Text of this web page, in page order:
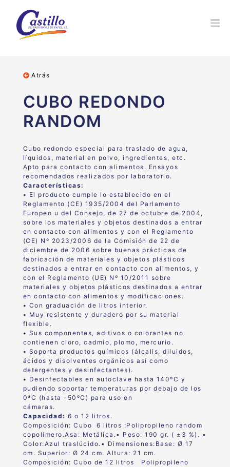
Atrás
CUBO REDONDO
RANDOM
Cubo redondo especial para traslado de agua,
líquidos, material en polvo, ingredientes, etc.
Apto para contacto con alimentos. Ensayos
recomendados realizados por laboratorio.
Características:
• El producto cumple lo establecido en el
Reglamento (CE) 1935/2004 del Parlamento
Europeo u del Consejo, de 27 de octubre de 2004,
sobre los materiales y objetos destinados a entrar
en contacto con alimentos y con el Reglamento
(CE) Nº 2023/2006 de la Comisión de 22 de
diciembre de 2006 sobre buenas prácticas de
fabricación de materiales y objetos plásticos
destinados a entrar en contacto con alimentos, y
con el Reglamento (UE) Nº 10/2011 sobre
materiales y objetos plásticos destinados a entrar
en contacto con alimentos y modificaciones.
• Con graduación de litros interior.
• Muy resistente y duradero por su material
flexible.
• Sus componentes, aditivos o colorantes no
contienen cloro, cadmio, plomo, mercurio.
• Soporta productos químicos (álcalis, diluidos,
ácidos y disolventes orgánicos así como
detergentes y desinfectantes).
• Desinfectables en autoclave hasta 140ºC y
pudiendo soportar temperaturas por debajo de los
0ªC (hasta -50ºC) para uso en
cámaras.
Capacidad:6 o 12 litros.
Composición:Cubo 6 litros :Polipropileno random
copolímero.Asa: Metálica.• Peso:190 gr. ( ±3 %). •
Color:Azul traslúcido. • Dimensiones: Base: Ø 17
cm. Superior: Ø 24 cm. Altura: 21 cm.
Composición: Cubo de 12 litros Polipropileno